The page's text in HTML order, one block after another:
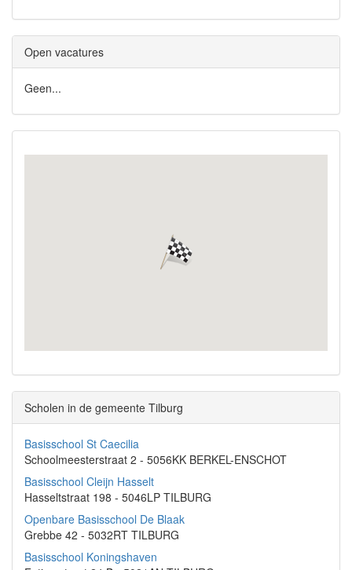
Open vacatures
Geen...
Scholen in de gemeente Tilburg
Basisschool St Caecilia
Schoolmeesterstraat 2 - 5056KK BERKEL-ENSCHOT
Basisschool Cleijn Hasselt
Hasseltstraat 198 - 5046LP TILBURG
Openbare Basisschool De Blaak
Grebbe 42 - 5032RT TILBURG
Basisschool Koningshaven